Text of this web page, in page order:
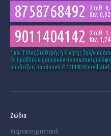
8758768492
Σταθ.
Κιν.
9011404142
Σταθ.
Κιν.
* και Tέλος Σταθερής ή Κινητής Τηλ/νιας
Οι προβλέψεις απηχούν προσωπικές
υποδείξεις παράπονα 2142148020
Ζώδια
Χαρακτηριστικά